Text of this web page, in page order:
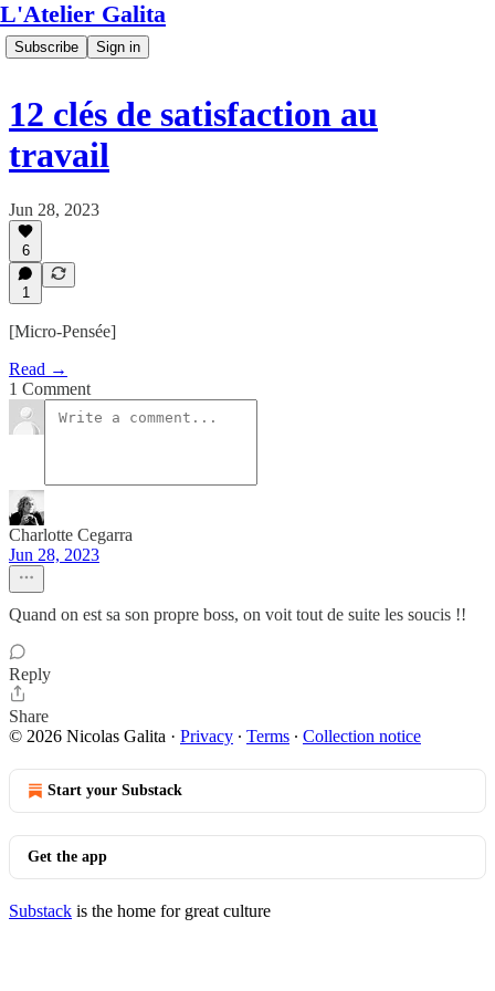
L'Atelier Galita
Subscribe Sign in
12 clés de satisfaction au
travail
Jun 28, 2023
6
1
[Micro-Pensée]
Read →
1 Comment
Charlotte Cegarra
Jun 28, 2023
Quand on est sa son propre boss, on voit tout de suite les soucis !!
Reply
Share
© 2026 Nicolas Galita · Privacy ∙ Terms ∙ Collection notice
Start your Substack
Get the app
Substack is the home for great culture